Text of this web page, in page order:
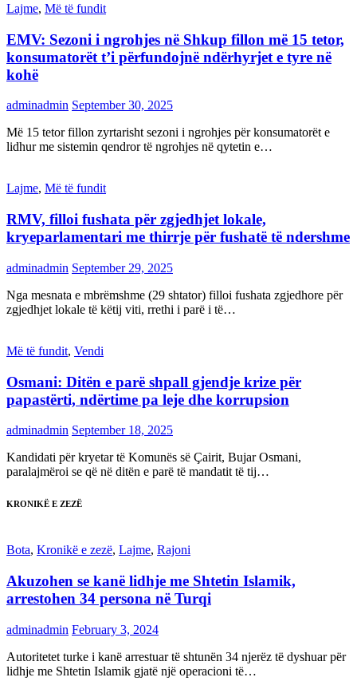
Lajme, Më të fundit
EMV: Sezoni i ngrohjes në Shkup fillon më 15 tetor,
konsumatorët t’i përfundojnë ndërhyrjet e tyre në
kohë
adminadmin September 30, 2025
Më 15 tetor fillon zyrtarisht sezoni i ngrohjes për konsumatorët e
lidhur me sistemin qendror të ngrohjes në qytetin e…
Lajme, Më të fundit
RMV, filloi fushata për zgjedhjet lokale,
kryeparlamentari me thirrje për fushatë të ndershme
adminadmin September 29, 2025
Nga mesnata e mbrëmshme (29 shtator) filloi fushata zgjedhore për
zgjedhjet lokale të këtij viti, rrethi i parë i të…
Më të fundit, Vendi
Osmani: Ditën e parë shpall gjendje krize për
papastërti, ndërtime pa leje dhe korrupsion
adminadmin September 18, 2025
Kandidati për kryetar të Komunës së Çairit, Bujar Osmani,
paralajmëroi se që në ditën e parë të mandatit të tij…
KRONIKË E ZEZË
Bota, Kronikë e zezë, Lajme, Rajoni
Akuzohen se kanë lidhje me Shtetin Islamik,
arrestohen 34 persona në Turqi
adminadmin February 3, 2024
Autoritetet turke i kanë arrestuar të shtunën 34 njerëz të dyshuar për
lidhje me Shtetin Islamik gjatë një operacioni të…